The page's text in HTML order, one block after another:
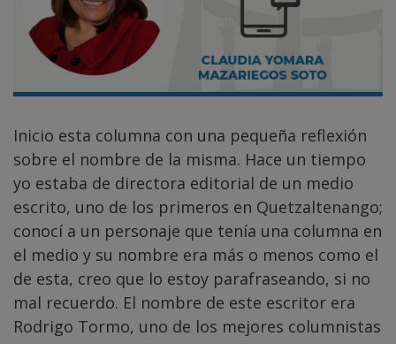
Inicio esta columna con una pequeña reflexión
sobre el nombre de la misma. Hace un tiempo
yo estaba de directora editorial de un medio
escrito, uno de los primeros en Quetzaltenango;
conocí a un personaje que tenía una columna en
el medio y su nombre era más o menos como el
de esta, creo que lo estoy parafraseando, si no
mal recuerdo. El nombre de este escritor era
Rodrigo Tormo, uno de los mejores columnistas